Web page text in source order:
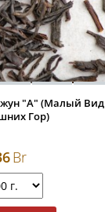
"А" (Малый Вид
Гор)
Br